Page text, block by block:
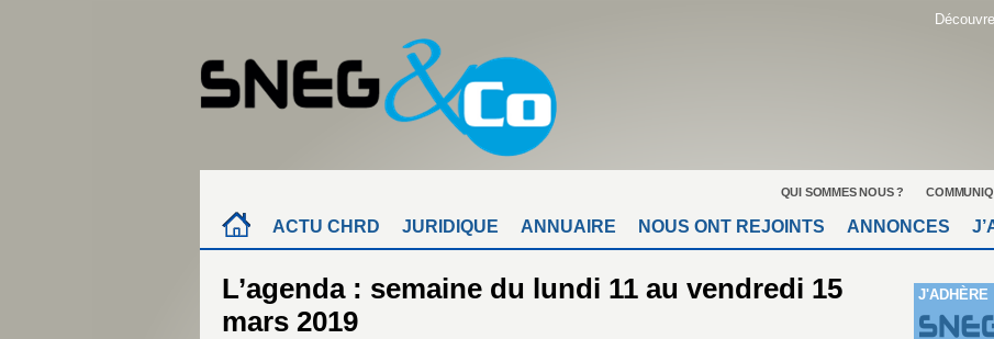
QUI SOMMES NOUS ?
ACTU CHRD JURIDIQUE ANNUAIRE NOUS ONT REJOINTS ANNONCES
L’agenda : semaine du lundi 11 au vendredi 15
mars 2019
J'ADHÈRE